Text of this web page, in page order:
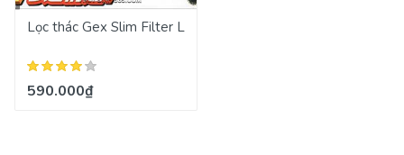
Lọc thác Gex Slim Filter L
590.000₫